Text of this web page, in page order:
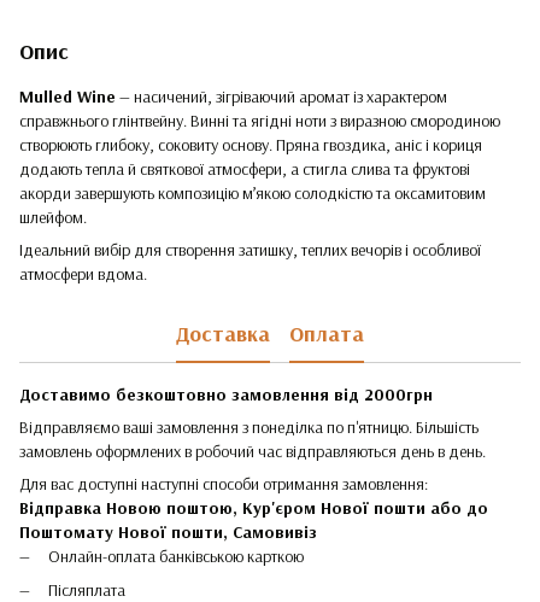
Опис
Mulled Wine — насичений, зігріваючий аромат із характером
справжнього глінтвейну. Винні та ягідні ноти з виразною смородиною
створюють глибоку, соковиту основу. Пряна гвоздика, аніс і кориця
додають тепла й святкової атмосфери, а стигла слива та фруктові
акорди завершують композицію м’якою солодкістю та оксамитовим
шлейфом.
Ідеальний вибір для створення затишку, теплих вечорів і особливої
атмосфери вдома.
Доставка Оплата
Доставимо безкоштовно замовлення від 2000грн
Відправляємо ваші замовлення з понеділка по п'ятницю. Більшість
замовлень оформлених в робочий час відправляються день в день.
Для вас доступні наступні способи отримання замовлення:
Відправка Новою поштою, Кур'єром Нової пошти або до
Поштомату Нової пошти, Самовивіз
Онлайн-оплата банківською карткою
Післяплата